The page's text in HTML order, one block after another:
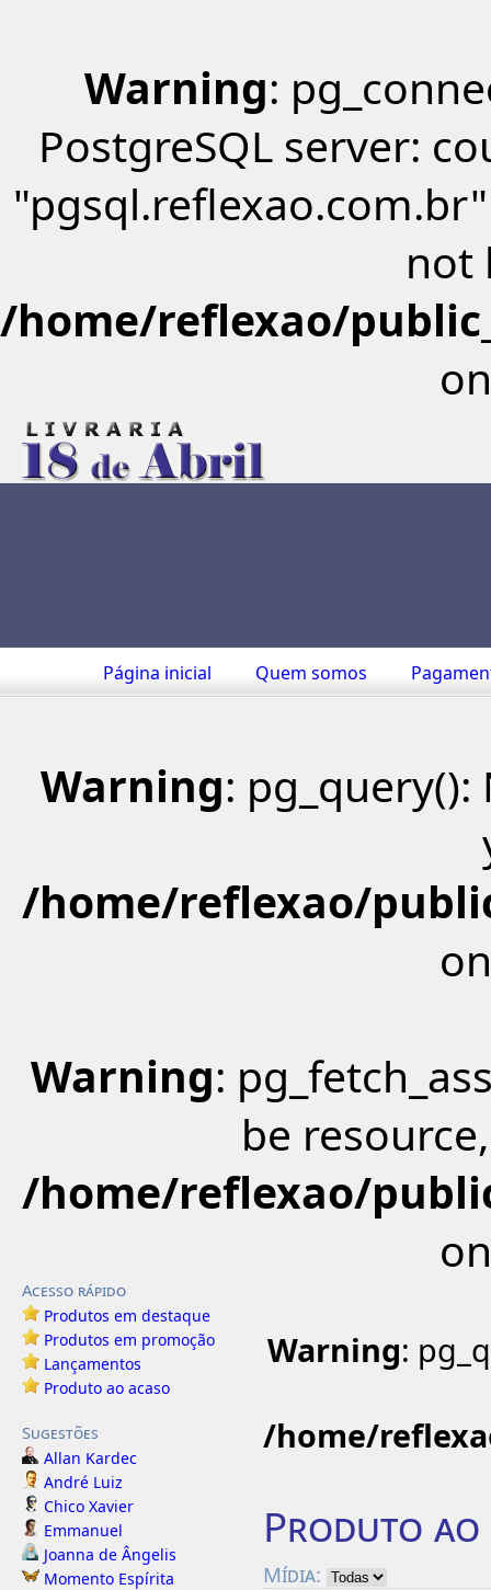
Warning:
PostgreSQL server:
not
/home/reflexao/
Página inicial Quem somos
Warning:
/home/reflexao/
Warning:
be
/home/reflexao/
Acesso rápido
Produtos em destaque
Produtos em promoção
Lançamentos
Produto ao acaso
Sugestões
Allan Kardec
André Luiz
Chico Xavier
Emmanuel
Joanna de Ângelis
Momento Espírita
Warning:
/home/
Produto ao
Mídia: